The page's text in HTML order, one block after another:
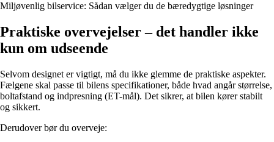
Miljøvenlig bilservice: Sådan vælger du de bæredygtige løsninger
Praktiske overvejelser – det handler ikke
kun om udseende
Selvom designet er vigtigt, må du ikke glemme de praktiske aspekter.
Fælgene skal passe til bilens specifikationer, både hvad angår størrelse,
boltafstand og indpresning (ET-mål). Det sikrer, at bilen kører stabilt
og sikkert.
Derudover bør du overveje: